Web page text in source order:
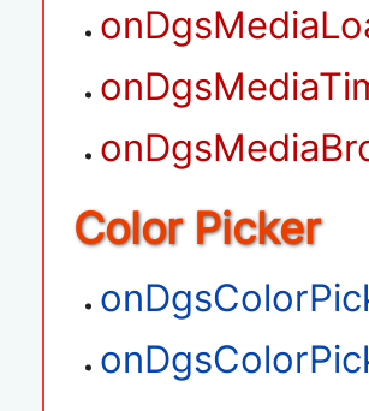
Color Picker